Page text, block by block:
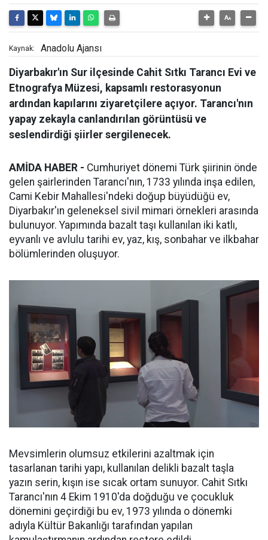
Kaynak: Anadolu Ajansı
Diyarbakır'ın Sur ilçesinde Cahit Sıtkı Tarancı Evi ve
Etnografya Müzesi, kapsamlı restorasyonun
ardından kapılarını ziyaretçilere açıyor. Tarancı'nın
yapay zekayla canlandırılan görüntüsü ve
seslendirdiği şiirler sergilenecek.
AMİDA HABER - Cumhuriyet dönemi Türk şiirinin önde
gelen şairlerinden Tarancı'nın, 1733 yılında inşa edilen,
Cami Kebir Mahallesi'ndeki doğup büyüdüğü ev,
Diyarbakır'ın geleneksel sivil mimari örnekleri arasında
bulunuyor. Yapımında bazalt taşı kullanılan iki katlı,
eyvanlı ve avlulu tarihi ev, yaz, kış, sonbahar ve ilkbahar
bölümlerinden oluşuyor.
Mevsimlerin olumsuz etkilerini azaltmak için
tasarlanan tarihi yapı, kullanılan delikli bazalt taşla
yazın serin, kışın ise sıcak ortam sunuyor. Cahit Sıtkı
Tarancı'nın 4 Ekim 1910'da doğduğu ve çocukluk
dönemini geçirdiği bu ev, 1973 yılında o dönemki
adıyla Kültür Bakanlığı tarafından yapılan